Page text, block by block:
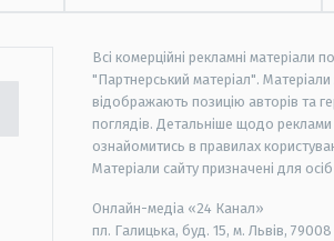
Всі комерційні рекламні матеріали
"Партнерський матеріал".
відображають позицію авторів та
поглядів. Детальніше щодо
ознайомитись в правилах
Матеріали сайту призначені для
Онлайн-медіа «24 Канал»
пл. Галицька, буд. 15, м. Львів, 79008